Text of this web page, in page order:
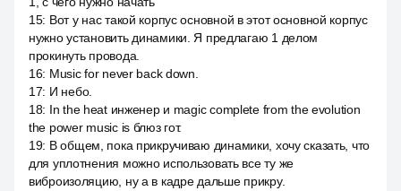
15: Вот у нас такой корпус основной в этот основной корпус
нужно установить динамики. Я предлагаю 1 делом
прокинуть провода.
16: Music for never back down.
17: И небо.
18: In the heat инженер и magic complete from the evolution
the power music is блюз гот.
19: В общем, пока прикручиваю динамики, хочу сказать, что
для уплотнения можно использовать все ту же
виброизоляцию, ну а в кадре дальше прикру.